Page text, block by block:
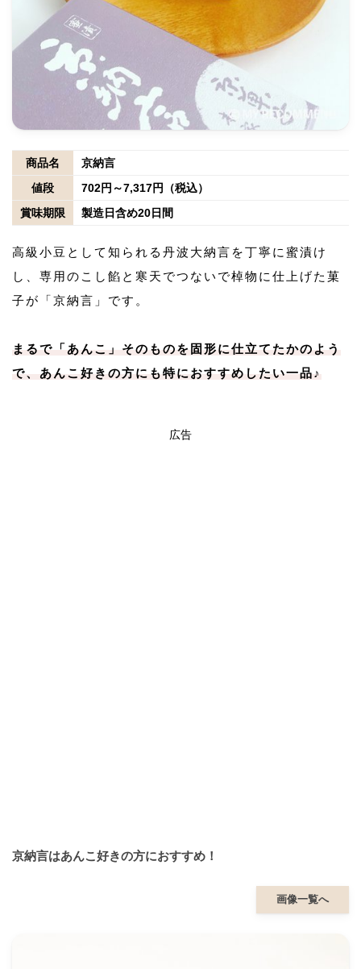
商品名
京納言
値段
702円～7,317円（税込）
賞味期限
製造日含め20日間
高級小豆として知られる丹波大納言を丁寧に蜜漬け
し、専用のこし餡と寒天でつないで棹物に仕上げた菓
子が「京納言」です。
まるで「あんこ」そのものを固形に仕立てたかのよう
で、あんこ好きの方にも特におすすめしたい一品♪
広告
京納言はあんこ好きの方におすすめ！
画像一覧へ